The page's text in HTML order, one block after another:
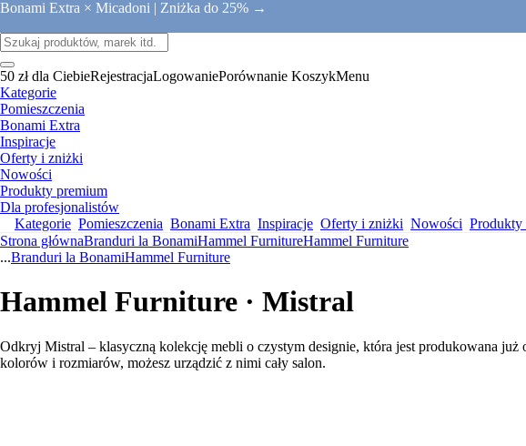
Bonami Extra × Micadoni | Zniżka do 25% →
50 zł dla CiebieRejestracjaLogowaniePorównanie KoszykMenu
Kategorie
Pomieszczenia
Bonami Extra
Inspiracje
Oferty i zniżki
Nowości
Produkty premium
Dla profesjonalistów
Kategorie Pomieszczenia Bonami Extra Inspiracje Oferty i zniżki Nowości Produkty
Strona głównaBranduri la BonamiHammel FurnitureHammel Furniture
...Branduri la BonamiHammel Furniture
Hammel Furniture · Mistral
Odkryj Mistral – klasyczną kolekcję mebli o czystym designie, która jest produkowana
kolorów i rozmiarów, możesz urządzić z nimi cały salon.